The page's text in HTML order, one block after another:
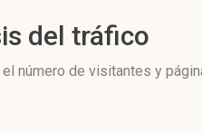
del tráfico
el número de visitantes y